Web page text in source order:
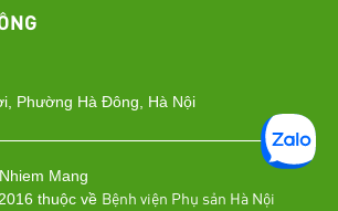
Phường Hà Đông, Hà Nội
thuộc về Bệnh viện Phụ sản Hà Nội